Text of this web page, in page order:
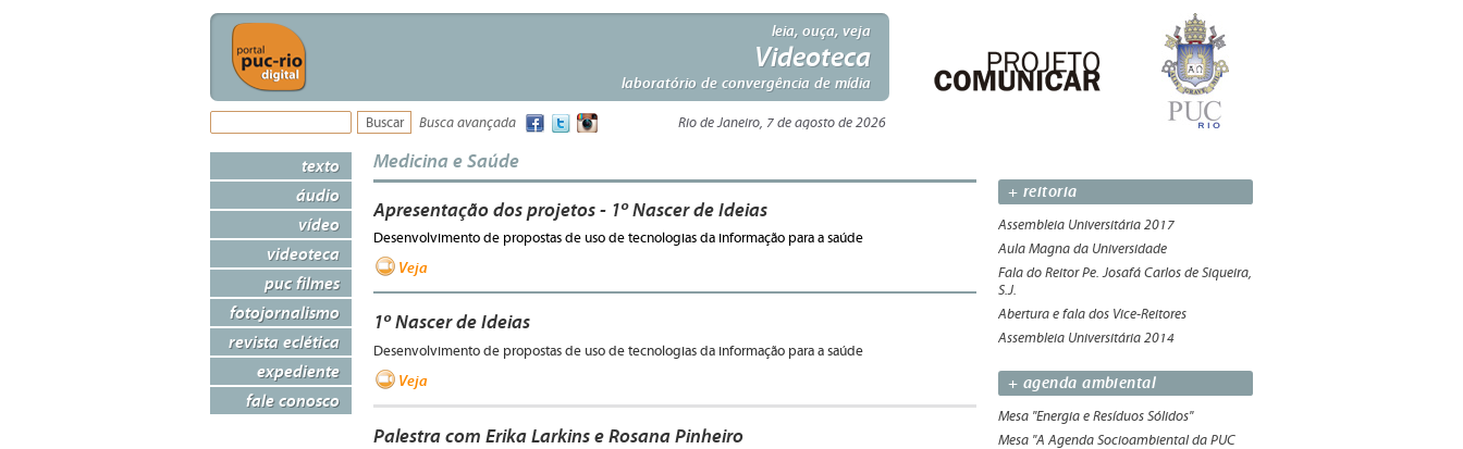
leia, ouça, veja
Videoteca
laboratório de convergência de mídia
Busca avançada Rio de Janeiro, 7 de agosto de 2026
texto
áudio
vídeo
videoteca
puc filmes
fotojornalismo
revista eclética
expediente
fale conosco
Medicina e Saúde
Apresentação dos projetos - 1º Nascer de Ideias
Desenvolvimento de propostas de uso de tecnologias da informação para a saúde
Veja
1º Nascer de Ideias
Desenvolvimento de propostas de uso de tecnologias da informação para a saúde
Veja
Palestra com Erika Larkins e Rosana Pinheiro
+ reitoria
Assembleia Universitária 2017
Aula Magna da Universidade
Fala do Reitor Pe. Josafá Carlos de Siqueira,
S.J.
Abertura e fala dos Vice-Reitores
Assembleia Universitária 2014
+ agenda ambiental
Mesa "Energia e Resíduos Sólidos"
Mesa "A Agenda Socioambiental da PUC